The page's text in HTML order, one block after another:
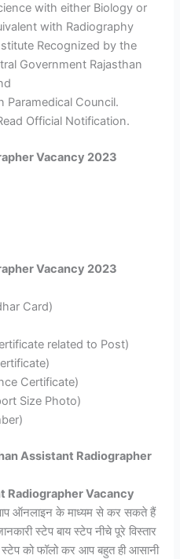
with either Biology or
with Radiography
Recognized by the
Government Rajasthan
Paramedical Council.
Official Notification.
Vacancy 2023
Vacancy 2023
Card)
related to Post)
Certificate)
Size Photo)
Assistant Radiographer
Radiographer Vacancy
ऑनलाइन के माध्यम से कर सकते हैं
स्टेप बाय स्टेप नीचे पूरे विस्तार
को फॉलो कर आप बहुत ही आसानी